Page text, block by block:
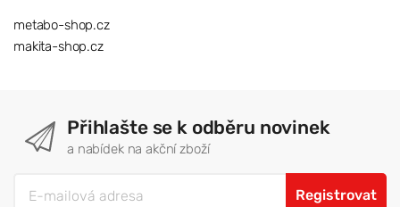
metabo-shop.cz
makita-shop.cz
Přihlašte se k odběru novinek
a nabídek na akční zboží
Registrovat